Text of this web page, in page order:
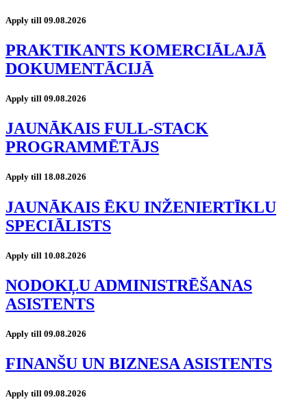
Apply till 09.08.2026
PRAKTIKANTS KOMERCIĀLAJĀ
DOKUMENTĀCIJĀ
Apply till 09.08.2026
JAUNĀKAIS FULL-STACK
PROGRAMMĒTĀJS
Apply till 18.08.2026
JAUNĀKAIS ĒKU INŽENIERTĪKLU
SPECIĀLISTS
Apply till 10.08.2026
NODOKĻU ADMINISTRĒŠANAS
ASISTENTS
Apply till 09.08.2026
FINANŠU UN BIZNESA ASISTENTS
Apply till 09.08.2026